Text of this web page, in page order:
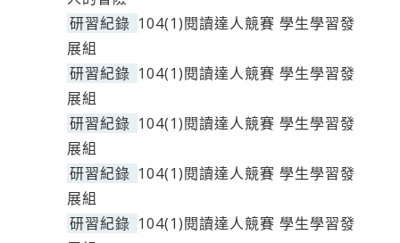
研習紀錄 104(1)閱讀達人競賽 學生學習發
展組
研習紀錄 104(1)閱讀達人競賽 學生學習發
展組
研習紀錄 104(1)閱讀達人競賽 學生學習發
展組
研習紀錄 104(1)閱讀達人競賽 學生學習發
展組
研習紀錄 104(1)閱讀達人競賽 學生學習發